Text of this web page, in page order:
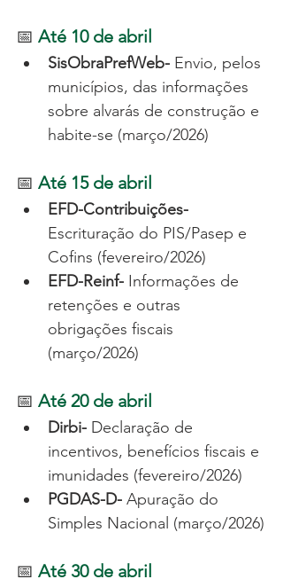
📅 Até 10 de abril
SisObraPrefWeb- Envio, pelos
municípios, das informações
sobre alvarás de construção e
habite-se (março/2026)
📅 Até 15 de abril
EFD-Contribuições-
Escrituração do PIS/Pasep e
Cofins (fevereiro/2026)
EFD-Reinf- Informações de
retenções e outras
obrigações fiscais
(março/2026)
📅 Até 20 de abril
Dirbi- Declaração de
incentivos, benefícios fiscais e
imunidades (fevereiro/2026)
PGDAS-D- Apuração do
Simples Nacional (março/2026)
📅 Até 30 de abril